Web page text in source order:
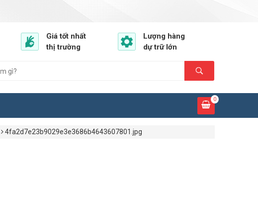
Giá tốt nhất
thị trường
Lượng hàng
dự trữ lớn
0
4fa2d7e23b9029e3e3686b4643607801.jpg